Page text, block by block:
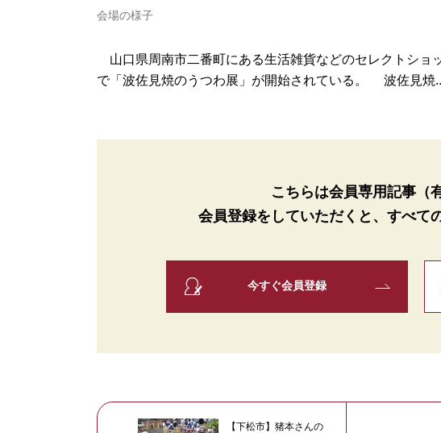
会場の様子
山口県周南市二番町にある生活雑貨などのセレクトショ
で「波佐見焼のうつわ展」が開始されている。 波佐見焼
こちらは会員専用記事（
会員登録をしていただくと、 すべて
今すぐ会員登録
【下松市】猪本さんの